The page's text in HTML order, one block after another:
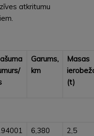
atkritumu
Garums,
km
Masas
(t)
6,380 2,5